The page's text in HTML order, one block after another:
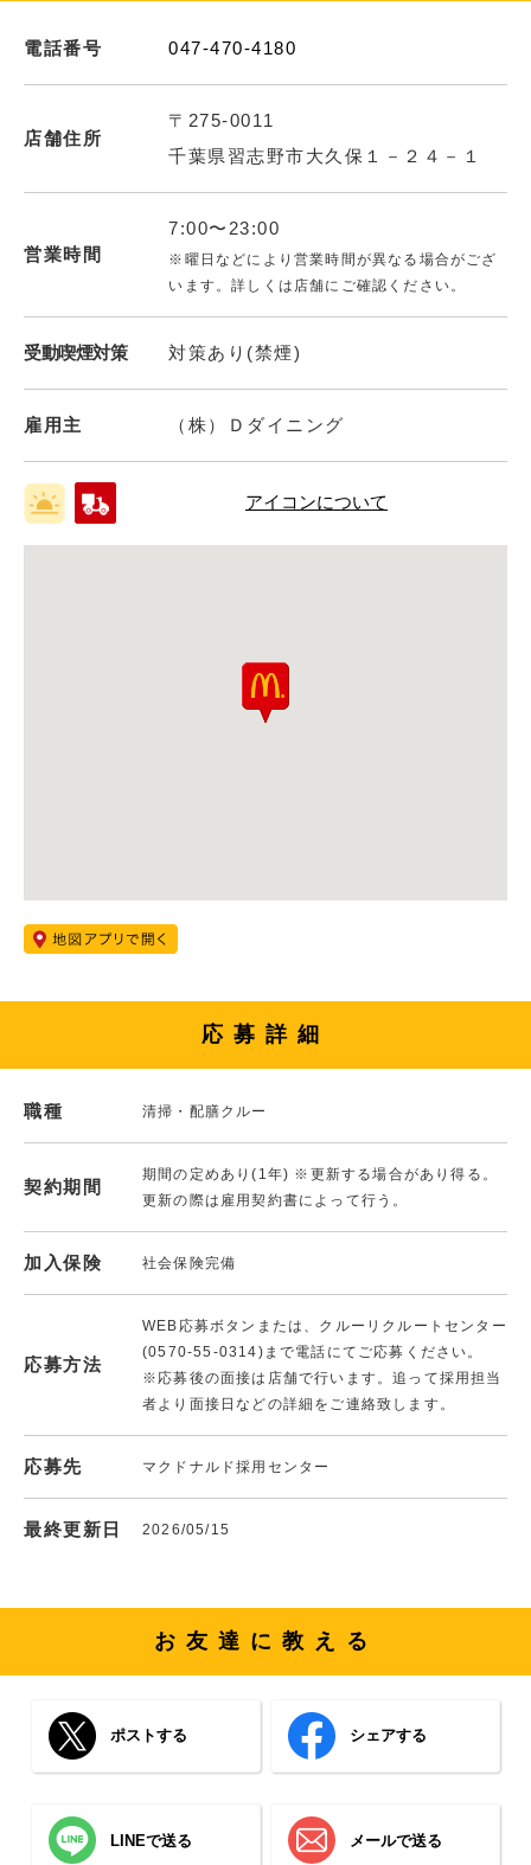
電話番号 047-470-4180
店舗住所
〒275-0011
千葉県習志野市大久保１－２４－１
営業時間
7:00〜23:00
※曜日などにより営業時間が異なる場合がござ
います。詳しくは店舗にご確認ください。
受動喫煙対策 対策あり(禁煙)
雇用主 （株）Ｄダイニング
アイコンについて
応募詳細
職種 清掃・配膳クルー
契約期間
期間の定めあり(1年) ※更新する場合があり得る。
更新の際は雇用契約書によって行う。
加入保険 社会保険完備
応募方法
WEB応募ボタンまたは、クルーリクルートセンター
(0570-55-0314)まで電話にてご応募ください。
※応募後の面接は店舗で行います。追って採用担当
者より面接日などの詳細をご連絡致します。
応募先 マクドナルド採用センター
最終更新日 2026/05/15
お友達に教える
ポストする シェアする
LINEで送る メールで送る